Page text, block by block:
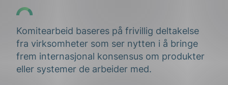
Komitearbeid baseres på frivillig deltakelse
fra virksomheter som ser nytten i å bringe
frem internasjonal konsensus om produkter
eller systemer de arbeider med.